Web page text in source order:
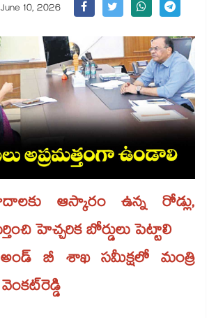
June 10, 2026
ఆస్కారం ఉన్న రోడ్లు,
హెచ్చరిక బోర్డులు పెట్టాలి
బీ శాఖ సమీక్షలో మంత్రి